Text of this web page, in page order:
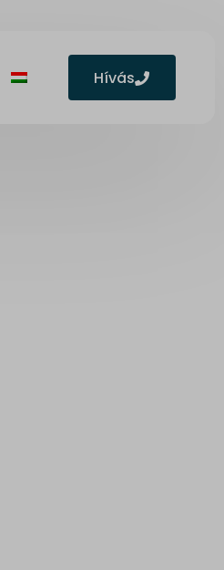
Hívás